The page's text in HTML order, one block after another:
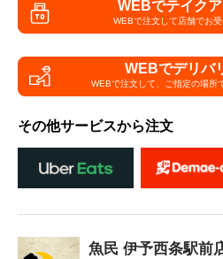
WEBでテイク
WEBで注文して店舗でお
WEBでデリバ
WEBで注文して、 ご指定の場所
その他サービスから注文
魚民 伊予西条駅前